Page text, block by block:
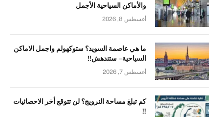
والأماكن السياحية الأجمل
أغسطس 8, 2026
ما هي عاصمة السويد؟ ستوكهولم واجمل الاماكن
السياحية – ستندهش!!
أغسطس 7, 2026
كم تبلغ مساحة النرويج؟ لن تتوقع أخر الاحصائيات
!!